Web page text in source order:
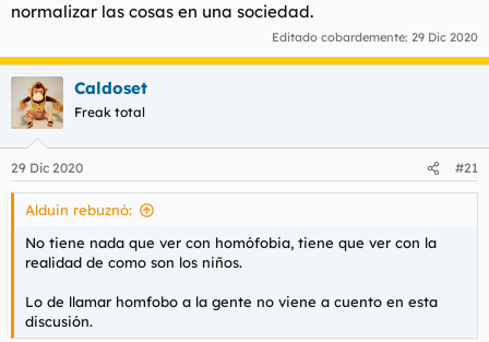
normalizar las cosas en una sociedad.
Editado cobardemente: 29 Dic 2020
Caldoset
Freak total
29 Dic 2020 #21
Alduin rebuznó:
No tiene nada que ver con homófobia, tiene que ver con la
realidad de como son los niños.
Lo de llamar homfobo a la gente no viene a cuento en esta
discusión.